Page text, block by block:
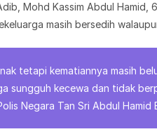
Mohd Kassim Abdul
masih bersedih
tetapi kematiannya masih
sungguh kecewa dan tidak
Negara Tan Sri Abdul Hamid